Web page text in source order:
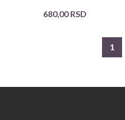
680,00RSD
1